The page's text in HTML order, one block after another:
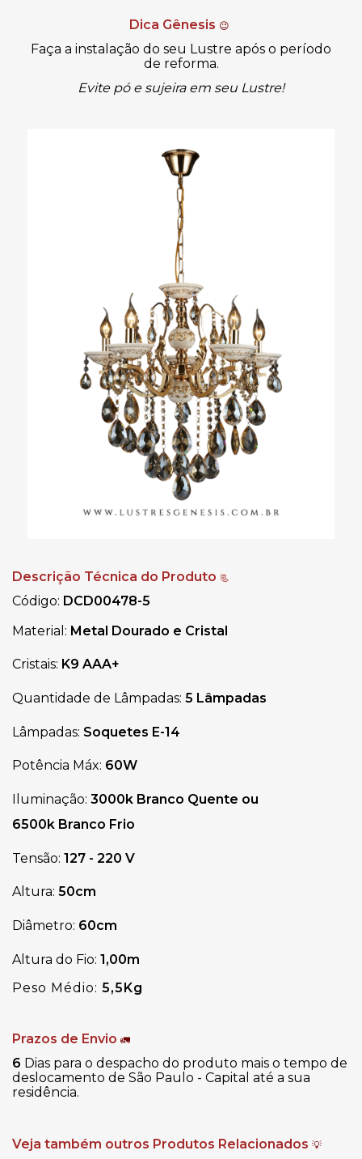
Dica Gênesis 😉
Faça a instalação do seu Lustre após o período
de reforma.
Evite pó e sujeira em seu Lustre!
Descrição Técnica do Produto 📃
Código: DCD00478-5
Material: Metal Dourado e Cristal
Cristais: K9 AAA+
Quantidade de Lâmpadas: 5 Lâmpadas
Lâmpadas: Soquetes E-14
Potência Máx: 60W
Iluminação: 3000k Branco Quente ou
6500k Branco Frio
Tensão: 127 - 220 V
Altura: 50cm
Diâmetro: 60cm
Altura do Fio: 1,00m
Peso Médio: 5,5Kg
Prazos de Envio 🚛
6 Dias para o despacho do produto mais o tempo de
deslocamento de São Paulo - Capital até a sua
residência.
Veja também outros Produtos Relacionados 💡